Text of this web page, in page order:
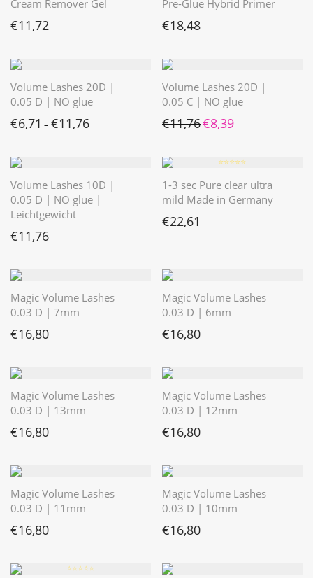
Cream Remover Gel
€11,72
Pre-Glue Hybrid Primer
€18,48
Volume Lashes 20D |
0.05 D | NO glue
€6,71 – €11,76
Volume Lashes 20D |
0.05 C | NO glue
€11,76 Ursprünglicher Preis war:
€8,39
Volume Lashes 10D |
0.05 D | NO glue |
Leichtgewicht
€11,76
⭐️⭐️⭐️⭐️⭐️
1-3 sec Pure clear ultra
mild Made in Germany
€22,61
Magic Volume Lashes
0.03 D | 7mm
€16,80
Magic Volume Lashes
0.03 D | 6mm
€16,80
Magic Volume Lashes
0.03 D | 13mm
€16,80
Magic Volume Lashes
0.03 D | 12mm
€16,80
Magic Volume Lashes
0.03 D | 11mm
€16,80
Magic Volume Lashes
0.03 D | 10mm
€16,80
⭐️⭐️⭐️⭐️⭐️